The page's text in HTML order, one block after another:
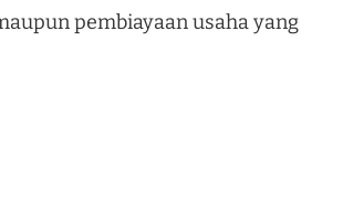
pembiayaan usaha yang